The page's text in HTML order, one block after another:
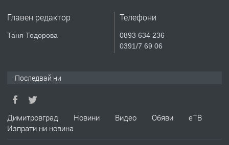
Професионални курсове
ПРЕДЛАГА
Ремонтирана къща в с. Ябълково,
Главен редактор
Таня Тодорова
Телефони
0893 634 236
0391/7 69 06
Последвай ни
Димитровград Новини Видео Обяви
еТВ
Изпрати ни новина